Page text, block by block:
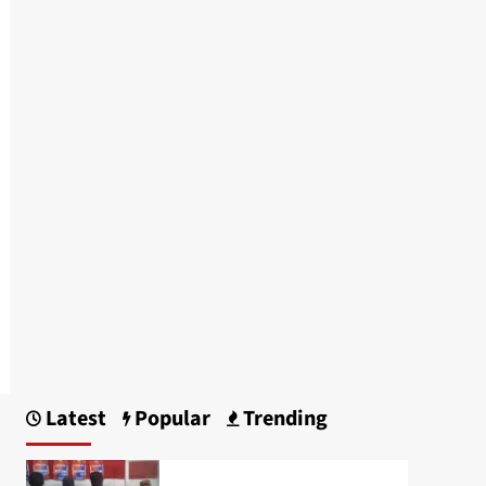
Latest Popular Trending